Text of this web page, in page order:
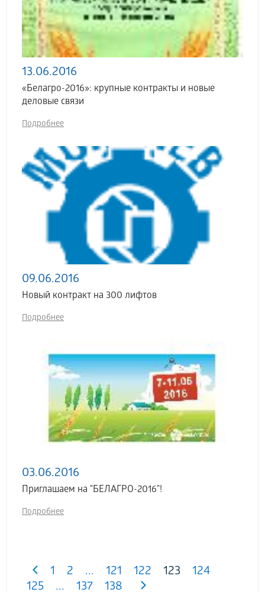
13.06.2016
«Белагро-2016»: крупные контракты и новые
деловые связи
Подробнее
09.06.2016
Новый контракт на 300 лифтов
Подробнее
03.06.2016
Приглашаем на "БЕЛАГРО-2016"!
Подробнее
1 2 ... 121 122 123
124
125
... 137 138